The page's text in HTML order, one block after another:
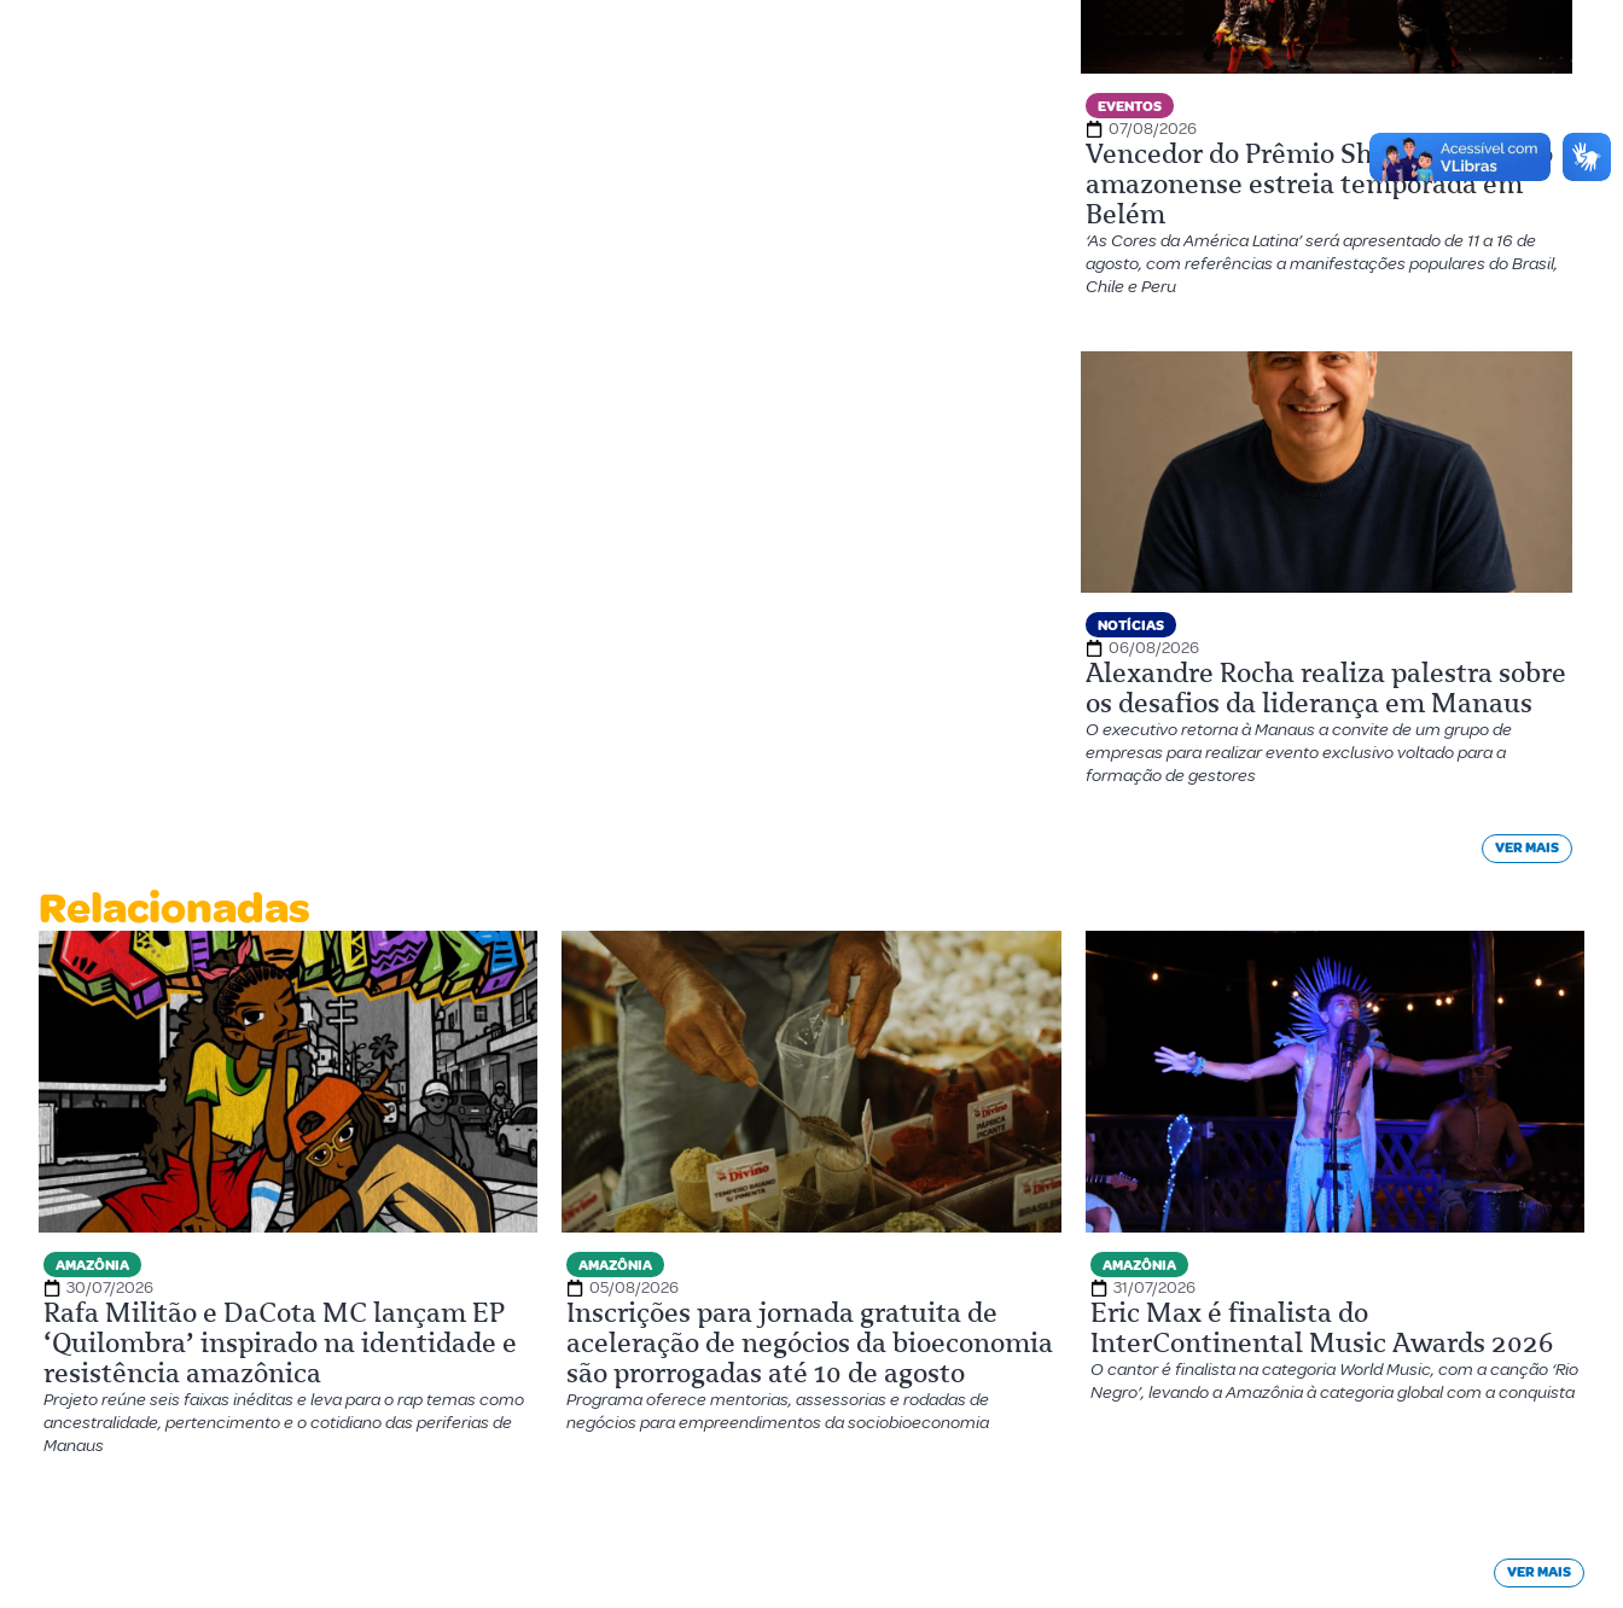
EVENTOS
07/08/2026
Vencedor do Prêmio Shell, espetáculo
amazonense estreia temporada em
Belém
‘As Cores da América Latina’ será apresentado de 11 a 16 de
agosto, com referências a manifestações populares do Brasil,
Chile e Peru
NOTÍCIAS
06/08/2026
Alexandre Rocha realiza palestra sobre
os desafios da liderança em Manaus
O executivo retorna à Manaus a convite de um grupo de
empresas para realizar evento exclusivo voltado para a
formação de gestores
VER MAIS
Relacionadas
AMAZÔNIA
30/07/2026
Rafa Militão e DaCota MC lançam EP
‘Quilombra’ inspirado na identidade e
resistência amazônica
Projeto reúne seis faixas inéditas e leva para o rap temas como
ancestralidade, pertencimento e o cotidiano das periferias de
Manaus
AMAZÔNIA
05/08/2026
Inscrições para jornada gratuita de
aceleração de negócios da bioeconomia
são prorrogadas até 10 de agosto
Programa oferece mentorias, assessorias e rodadas de
negócios para empreendimentos da sociobioeconomia
AMAZÔNIA
31/07/2026
Eric Max é finalista do
InterContinental Music Awards 2026
O cantor é finalista na categoria World Music, com a canção ‘Rio
Negro’, levando a Amazônia à categoria global com a conquista
VER MAIS